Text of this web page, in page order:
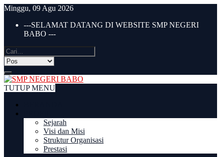
Minggu, 09 Agu 2026
---SELAMAT DATANG DI WEBSITE SMP NEGERI
BABO ---
TUTUP MENU
Sejarah
Visi dan Misi
Struktur Organisasi
Prestasi